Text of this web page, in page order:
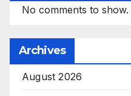
No comments to show.
Archives
August 2026